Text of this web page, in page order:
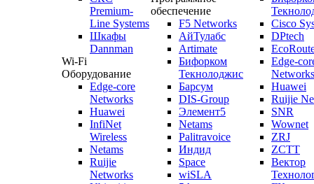
Premium-
Line Systems
Шкафы
Dannman
Wi-Fi
Оборудование
Edge-core
Networks
Huawei
InfiNet
Wireless
Netams
Ruijie
Networks
обеспечение
F5 Networks
АйТулабс
Artimate
Бифорком
Текнолоджис
Барсум
DIS-Group
Элемент5
Netams
Palitravoice
Индид
Space
wiSLA
Cisco
DPtech
Edge-
Networks
Huawei
Ruijie
SNR
Wownet
ZRJ
ZCTT
Вектор